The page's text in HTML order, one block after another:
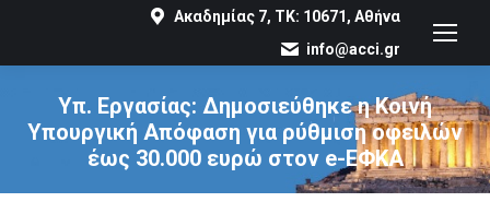
Ακαδημίας 7, ΤΚ: 10671, Αθήνα
info@acci.gr
Υπ. Εργασίας: Δημοσιεύθηκε η Κοινή
Υπουργική Απόφαση για ρύθμιση οφειλών
έως 30.000 ευρώ στον e-ΕΦΚΑ
You are here: